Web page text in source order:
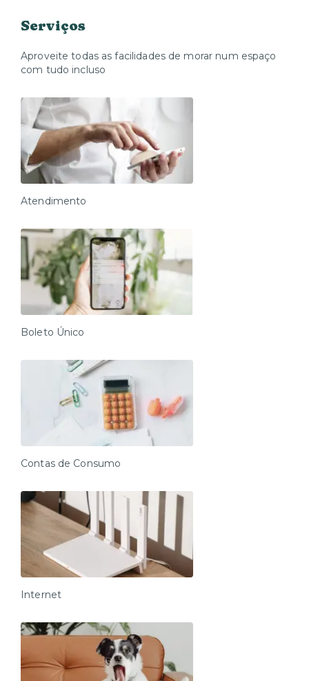
contact us for more information.
Serviços
Aproveite todas as facilidades de morar num espaço
com tudo incluso
Atendimento
Boleto Único
Contas de Consumo
Internet